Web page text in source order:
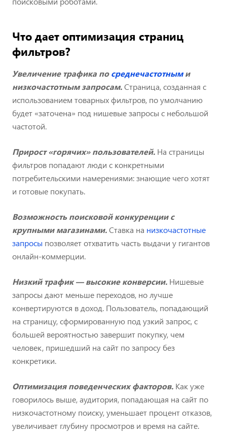
Что дает оптимизация страниц
фильтров?
Увеличение трафика посреднечастотными
низкочастотным запросам.Страница, созданная с
использованием товарных фильтров, по умолчанию
будет «заточена» под нишевые запросы с небольшой
частотой.
Прирост «горячих» пользователей. На страницы
фильтров попадают люди с конкретными
потребительскими намерениями: знающие чего хотят
и готовые покупать.
Возможность поисковой конкуренции с
крупными магазинами.Ставка на низкочастотные
запросы позволяет отхватить часть выдачи у гигантов
онлайн-коммерции.
Низкий трафик — высокие конверсии. Нишевые
запросы дают меньше переходов, но лучше
конвертируются в доход. Пользователь, попадающий
на страницу, сформированную под узкий запрос, с
большей вероятностью завершит покупку, чем
человек, пришедший на сайт по запросу без
конкретики.
Оптимизация поведенческих факторов. Как уже
говорилось выше, аудитория, попадающая на сайт по
низкочастотному поиску, уменьшает процент отказов,
увеличивает глубину просмотров и время на сайте.